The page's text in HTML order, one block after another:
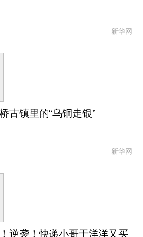
新华网
古镇里的“乌铜走银”
新华网
逆袭！快递小哥于洋洋又买